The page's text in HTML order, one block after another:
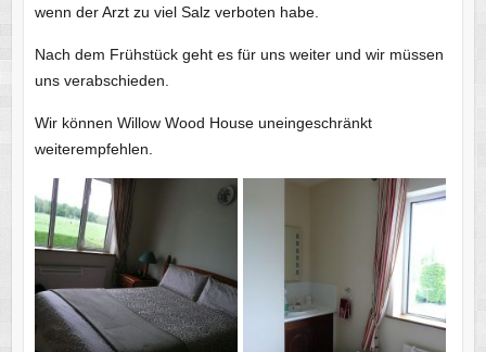
wenn der Arzt zu viel Salz verboten habe.
Nach dem Frühstück geht es für uns weiter und wir müssen
uns verabschieden.
Wir können Willow Wood House uneingeschränkt
weiterempfehlen.